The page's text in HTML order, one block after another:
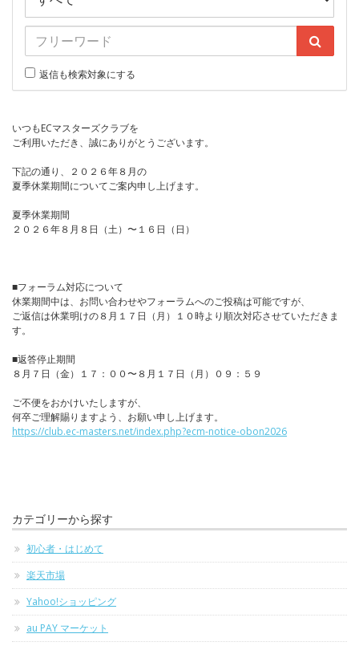
返信も検索対象にする
いつもECマスターズクラブを
ご利用いただき、誠にありがとうございます。
下記の通り、２０２６年８月の
夏季休業期間についてご案内申し上げます。
夏季休業期間
２０２６年８月８日（土）〜１６日（日）
■フォーラム対応について
休業期間中は、お問い合わせやフォーラムへのご投稿は可能ですが、
ご返信は休業明けの８月１７日（月）１０時より順次対応させていただきま
す。
■返答停止期間
８月７日（金）１７：００〜８月１７日（月）０９：５９
ご不便をおかけいたしますが、
何卒ご理解賜りますよう、お願い申し上げます。
https://club.ec-masters.net/index.php?ecm-notice-obon2026
カテゴリーから探す
初心者・はじめて
楽天市場
Yahoo!ショッピング
au PAY マーケット